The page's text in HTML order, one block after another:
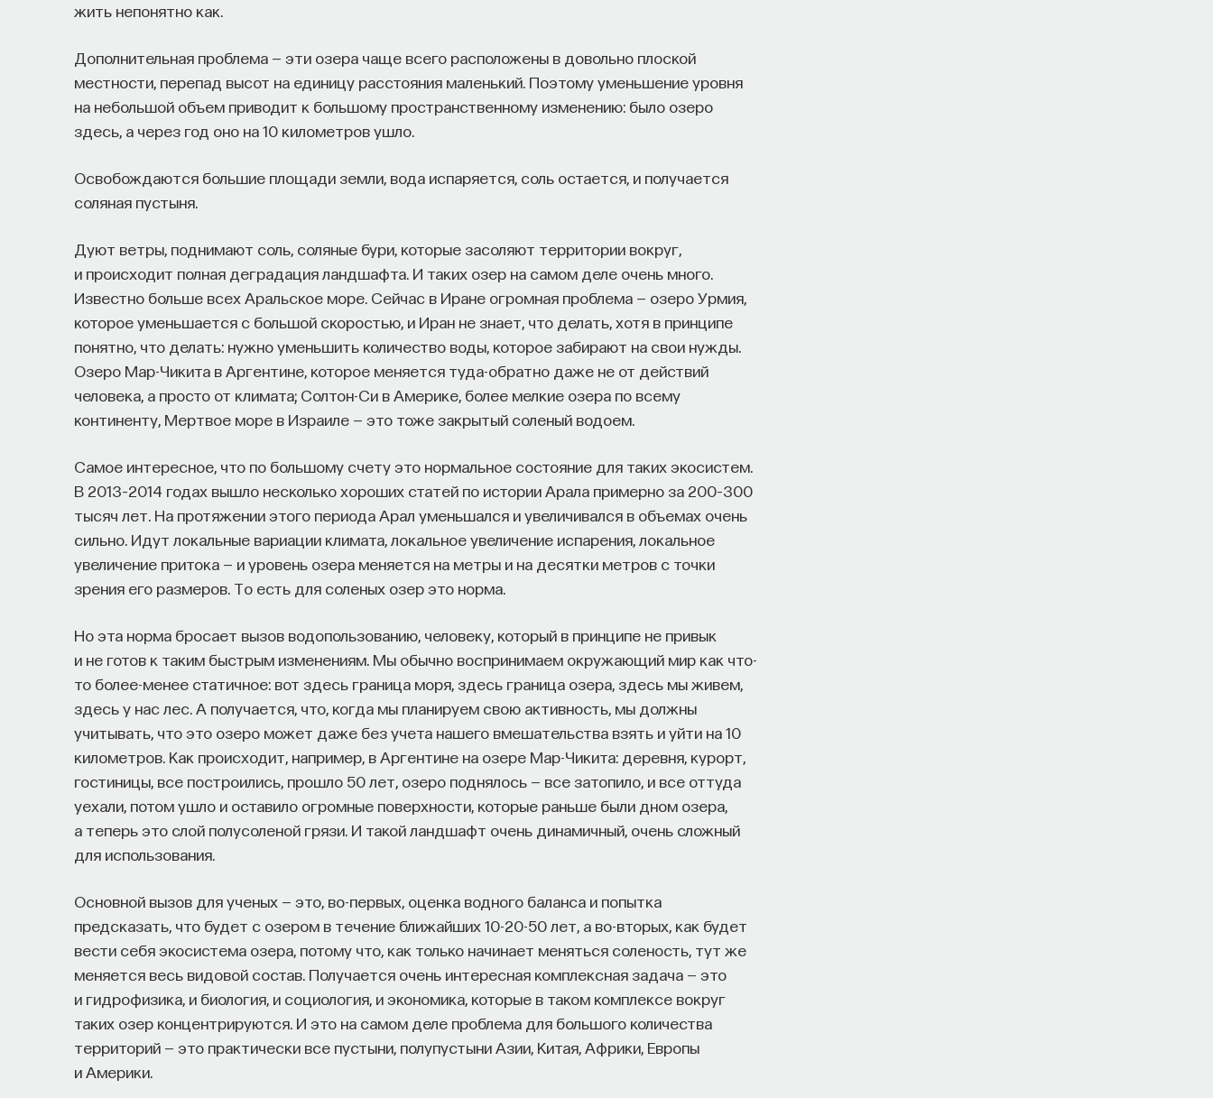
жить непонятно как.
Дополнительная проблема — эти озера чаще всего расположены в довольно плоской
местности, перепад высот на единицу расстояния маленький. Поэтому уменьшение уровня
на небольшой объем приводит к большому пространственному изменению: было озеро
здесь, а через год оно на 10 километров ушло.
Освобождаются большие площади земли, вода испаряется, соль остается, и получается
соляная пустыня.
Дуют ветры, поднимают соль, соляные бури, которые засоляют территории вокруг,
и происходит полная деградация ландшафта. И таких озер на самом деле очень много.
Известно больше всех Аральское море. Сейчас в Иране огромная проблема — озеро Урмия,
которое уменьшается с большой скоростью, и Иран не знает, что делать, хотя в принципе
понятно, что делать: нужно уменьшить количество воды, которое забирают на свои нужды.
Озеро Мар-Чикита в Аргентине, которое меняется туда-обратно даже не от действий
человека, а просто от климата; Солтон-Си в Америке, более мелкие озера по всему
континенту, Мертвое море в Израиле — это тоже закрытый соленый водоем.
Самое интересное, что по большому счету это нормальное состояние для таких экосистем.
В 2013–2014 годах вышло несколько хороших статей по истории Арала примерно за 200–300
тысяч лет. На протяжении этого периода Арал уменьшался и увеличивался в объемах очень
сильно. Идут локальные вариации климата, локальное увеличение испарения, локальное
увеличение притока — и уровень озера меняется на метры и на десятки метров с точки
зрения его размеров. То есть для соленых озер это норма.
Но эта норма бросает вызов водопользованию, человеку, который в принципе не привык
и не готов к таким быстрым изменениям. Мы обычно воспринимаем окружающий мир как что-
то более-менее статичное: вот здесь граница моря, здесь граница озера, здесь мы живем,
здесь у нас лес. А получается, что, когда мы планируем свою активность, мы должны
учитывать, что это озеро может даже без учета нашего вмешательства взять и уйти на 10
километров. Как происходит, например, в Аргентине на озере Мар-Чикита: деревня, курорт,
гостиницы, все построились, прошло 50 лет, озеро поднялось — все затопило, и все оттуда
уехали, потом ушло и оставило огромные поверхности, которые раньше были дном озера,
а теперь это слой полусоленой грязи. И такой ландшафт очень динамичный, очень сложный
для использования.
Основной вызов для ученых — это, во-первых, оценка водного баланса и попытка
предсказать, что будет с озером в течение ближайших 10-20-50 лет, а во-вторых, как будет
вести себя экосистема озера, потому что, как только начинает меняться соленость, тут же
меняется весь видовой состав. Получается очень интересная комплексная задача — это
и гидрофизика, и биология, и социология, и экономика, которые в таком комплексе вокруг
таких озер концентрируются. И это на самом деле проблема для большого количества
территорий — это практически все пустыни, полупустыни Азии, Китая, Африки, Европы
и Америки.